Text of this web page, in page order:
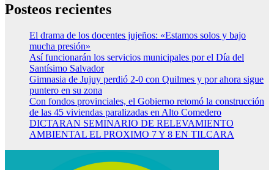
Posteos recientes
El drama de los docentes jujeños: «Estamos solos y bajo
mucha presión»
Así funcionarán los servicios municipales por el Día del
Santísimo Salvador
Gimnasia de Jujuy perdió 2-0 con Quilmes y por ahora sigue
puntero en su zona
Con fondos provinciales, el Gobierno retomó la construcción
de las 45 viviendas paralizadas en Alto Comedero
DICTARAN SEMINARIO DE RELEVAMIENTO
AMBIENTAL EL PROXIMO 7 Y 8 EN TILCARA